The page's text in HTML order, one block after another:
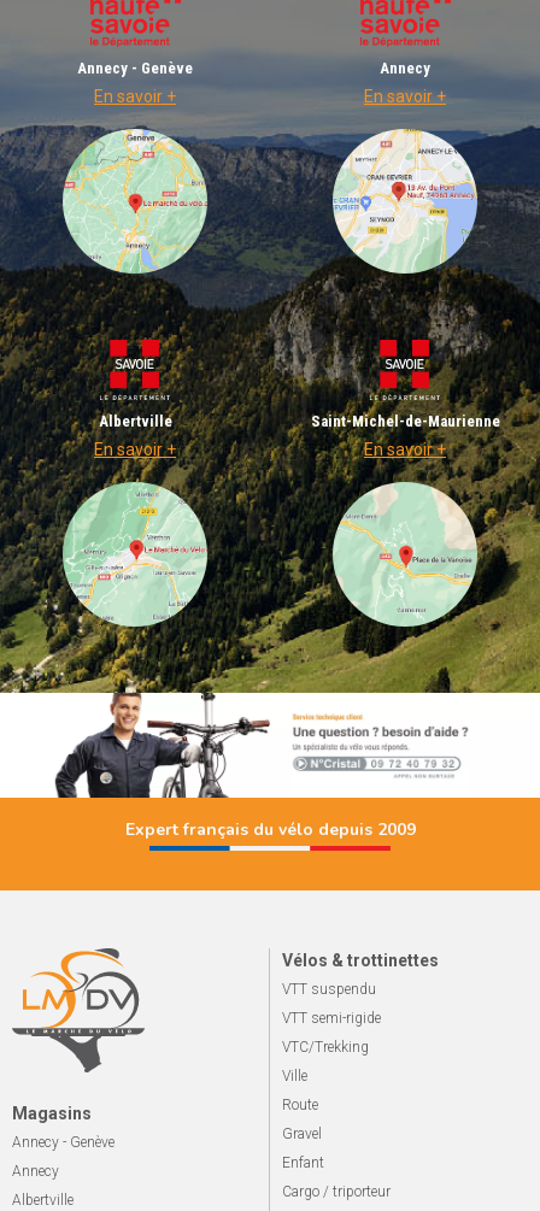
Annecy - Genève
En savoir +
Annecy
En savoir +
Albertville
En savoir +
Saint-Michel-de-Maurienne
En savoir +
Expert français du vélo depuis 2009
Magasins
Annecy - Genève
Annecy
Albertville
Vélos & trottinettes
VTT suspendu
VTT semi-rigide
VTC/Trekking
Ville
Route
Gravel
Enfant
Cargo / triporteur